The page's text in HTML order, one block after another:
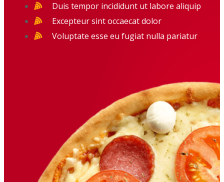
Duis tempor incididunt ut labore aliquip
Excepteur sint occaecat dolor
Voluptate esse eu fugiat nulla pariatur